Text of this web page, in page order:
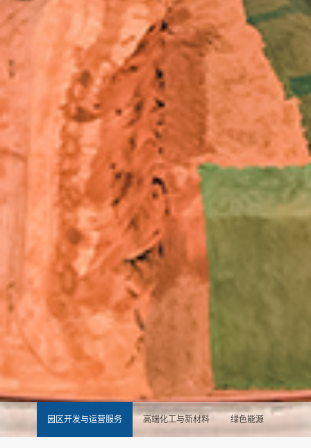
园区开发与运营服务 高端化工与新材料 绿色能源